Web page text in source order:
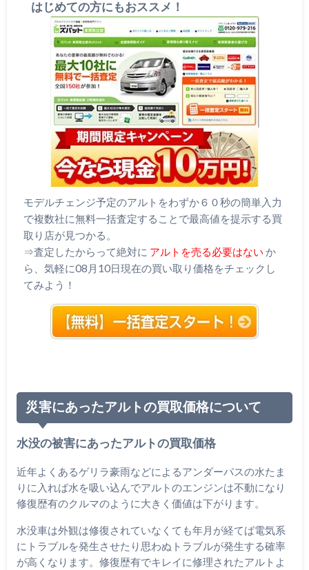
はじめての方にもおススメ！
モデルチェンジ予定のアルトをわずか６０秒の簡単入力
で複数社に無料一括査定することで最高値を提示する買
取り店が見つかる。
⇒査定したからって絶対に アルトを売る必要はない か
ら、気軽に08月10日現在の買い取り価格をチェックし
てみよう！
災害にあったアルトの買取価格について
水没の被害にあったアルトの買取価格
近年よくあるゲリラ豪雨などによるアンダーパスの水たま
りに入れば水を吸い込んでアルトのエンジンは不動になり
修復歴有のクルマのように大きく価値は下がります。
水没車は外観は修復されていなくても年月が経てば電気系
にトラブルを発生させたり思わぬトラブルが発生する確率
が高くなります。修復歴有でキレイに修理されたアルトよ